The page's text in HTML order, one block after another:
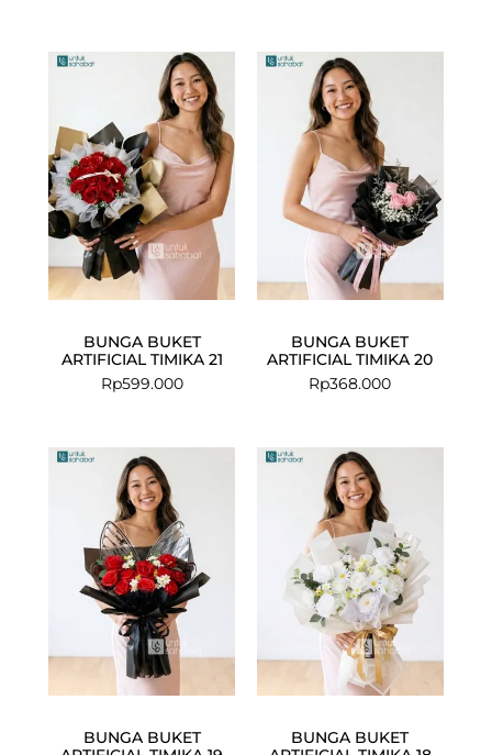
BUNGA BUKET
ARTIFICIAL TIMIKA 21
Rp599.000
BUNGA BUKET
ARTIFICIAL TIMIKA 20
Rp368.000
BUNGA BUKET
BUNGA BUKET